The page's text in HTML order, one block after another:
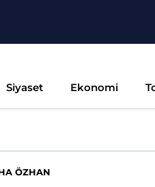
Siyaset Ekonomi
ÖZHAN